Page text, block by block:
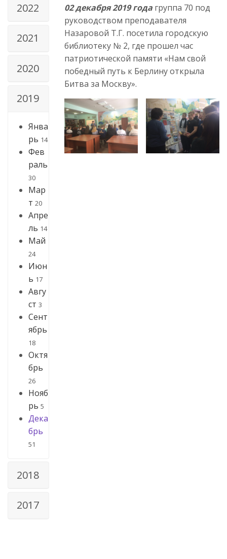
2022
2021
2020
2019
Янва
рь 14
Фев
раль
30
Мар
т 20
Апре
ль 14
Май
24
Июн
ь 17
Авгу
ст 3
Сент
ябрь
18
Октя
брь
26
Нояб
рь 5
Дека
брь
51
2018
2017
02 декабря 2019 года группа 70 под
руководством преподавателя
Назаровой Т.Г. посетила городскую
библиотеку № 2, где прошел час
патриотической памяти «Нам свой
победный путь к Берлину открыла
Битва за Москву».